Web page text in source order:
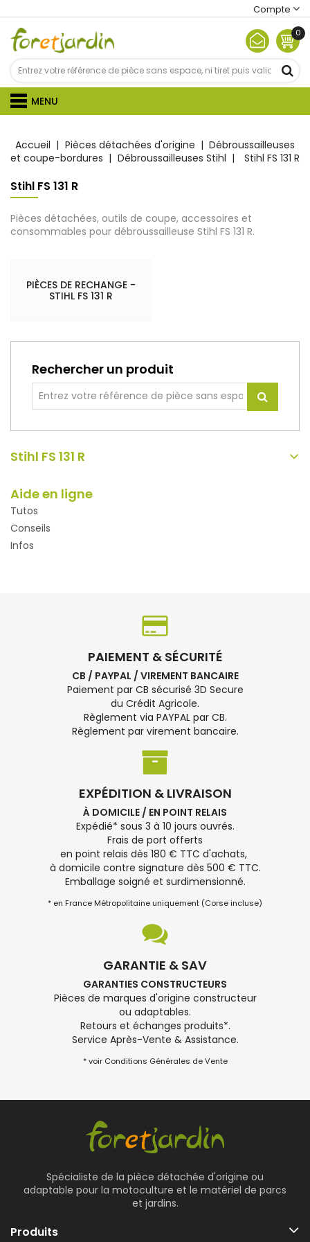
Compte
0
MENU
Accueil Pièces détachées d'origine
Débroussailleuses
et coupe-bordures
Débroussailleuses Stihl Stihl FS 131 R
Stihl FS 131 R
Pièces détachées, outils de coupe, accessoires et
consommables pour débroussailleuse Stihl FS 131 R.
PIÈCES DE RECHANGE -
STIHL FS 131 R
Rechercher un produit
Stihl FS 131 R
Aide en ligne
Tutos
Conseils
Infos
PAIEMENT & SÉCURITÉ
CB / PAYPAL / VIREMENT BANCAIRE
Paiement par CB sécurisé 3D Secure
du Crédit Agricole.
Règlement via PAYPAL par CB.
Règlement par virement bancaire.
EXPÉDITION & LIVRAISON
À DOMICILE / EN POINT RELAIS
Expédié* sous 3 à 10 jours ouvrés.
Frais de port offerts
en point relais dès 180 € TTC d'achats,
à domicile contre signature dès 500 € TTC.
Emballage soigné et surdimensionné.
* en France Métropolitaine uniquement (Corse incluse)
GARANTIE & SAV
GARANTIES CONSTRUCTEURS
Pièces de marques d'origine constructeur
ou adaptables.
Retours et échanges produits*.
Service Après-Vente & Assistance.
* voir Conditions Générales de Vente
Spécialiste de la pièce détachée d'origine ou
adaptable pour la motoculture et le matériel de parcs
et jardins.
Produits